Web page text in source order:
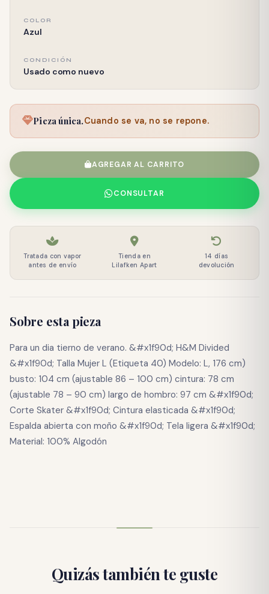
COLOR
Azul
CONDICIÓN
Usado como nuevo
Pieza única.Cuando se va, no se repone.
AGREGAR AL CARRITO
CONSULTAR
Tratada con vapor
antes de envío
Tienda en
Lilafken Apart
14 días
devolución
Sobre esta pieza
Para un dia tierno de verano. &#x1f90d; H&M Divided
&#x1f90d; Talla Mujer L (Etiqueta 40) Modelo: L, 176 cm)
busto: 104 cm (ajustable 86 – 100 cm) cintura: 78 cm
(ajustable 78 – 90 cm) largo de hombro: 97 cm &#x1f90d;
Corte Skater &#x1f90d; Cintura elasticada &#x1f90d;
Espalda abierta con moño &#x1f90d; Tela ligera &#x1f90d;
Material: 100% Algodón
Quizás también te guste